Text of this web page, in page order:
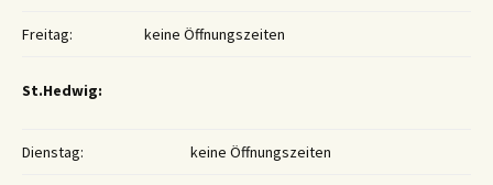
Freitag: keine Öffnungszeiten
St.Hedwig:
Dienstag: keine Öffnungszeiten